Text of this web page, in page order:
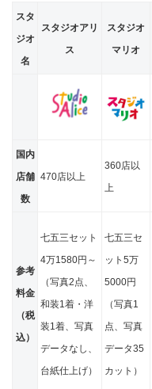
スタ
ジオ
名
スタジオアリ
ス
スタジオ
マリオ
国内
店舗
数
470店以上
360店以
上
参考
料金
（税
込）
七五三セット
4万1580円～
（写真2点、
和装1着・洋
装1着、写真
データなし、
台紙仕上げ）
七五三セ
ット5万
5000円
（写真1
点、写真
データ35
カット）